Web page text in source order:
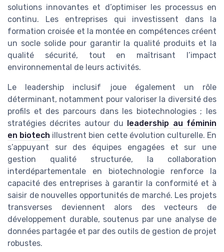
solutions innovantes et d’optimiser les processus en
continu. Les entreprises qui investissent dans la
formation croisée et la montée en compétences créent
un socle solide pour garantir la qualité produits et la
qualité sécurité, tout en maîtrisant l’impact
environnemental de leurs activités.
Le leadership inclusif joue également un rôle
déterminant, notamment pour valoriser la diversité des
profils et des parcours dans les biotechnologies ; les
stratégies décrites autour du
leadership au féminin
en biotech illustrent bien cette évolution culturelle. En
s’appuyant sur des équipes engagées et sur une
gestion qualité structurée, la collaboration
interdépartementale en biotechnologie renforce la
capacité des entreprises à garantir la conformité et à
saisir de nouvelles opportunités de marché. Les projets
transverses deviennent alors des vecteurs de
développement durable, soutenus par une analyse de
données partagée et par des outils de gestion de projet
robustes.